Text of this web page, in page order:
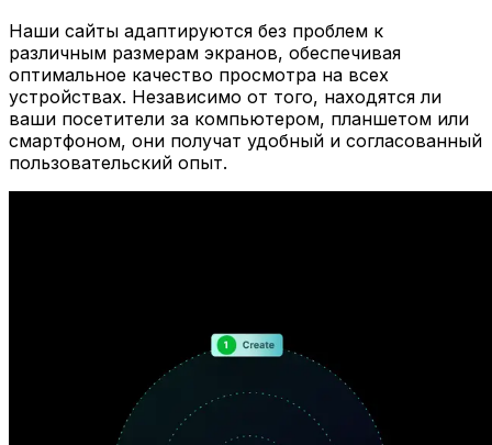
Наши сайты адаптируются без проблем к
различным размерам экранов, обеспечивая
оптимальное качество просмотра на всех
устройствах. Независимо от того, находятся ли
ваши посетители за компьютером, планшетом или
смартфоном, они получат удобный и согласованный
пользовательский опыт.